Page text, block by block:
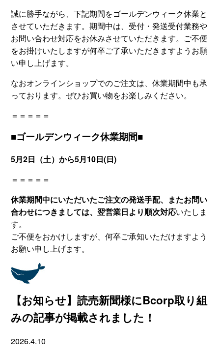
誠に勝手ながら、下記期間をゴールデンウィーク休業と
させていただきます。期間中は、受付・発送受付業務や
お問い合わせ対応をお休みさせていただきます。ご不便
をお掛けいたしますが何卒ご了承いただきますようお願
い申し上げます。
なおオンラインショップでのご注文は、休業期間中も承
っております。ぜひお買い物をお楽しみください。
＝＝＝＝＝
■ゴールデンウィーク休業期間■
5月2日（土）から5月10日(日)
＝＝＝＝＝
休業期間中にいただいたご注文の発送手配、またお問い
合わせにつきましては、翌営業日より順次対応いたしま
す。
ご不便をおかけしますが、何卒ご承知いただけますよう
お願い申し上げます。
【お知らせ】読売新聞様にBcorp取り組
みの記事が掲載されました！
2026.4.10